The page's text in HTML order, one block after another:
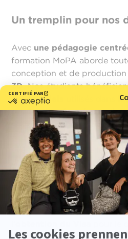
Un tremplin pour nos
Avec une pédagogie
formation MoPA aborde
conception et de
3D. Nos étudiants
deslogiciels
production, formés par des
secteur transmettant
À travers les jurys de fin
événements tels que leMIFA
d’Annecy, nos étudiants ont
rencontrer depotentiels
ils peuvent montrer
Avec cette reconnaissance
pour le
accèdent à un véritable